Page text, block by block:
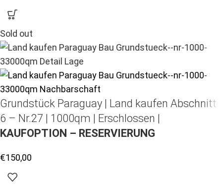
Sold out
Grundstück Paraguay | Land kaufen Abschnitt
6 – Nr.27 | 1000qm | Erschlossen |
KAUFOPTION – RESERVIERUNG
€150,00